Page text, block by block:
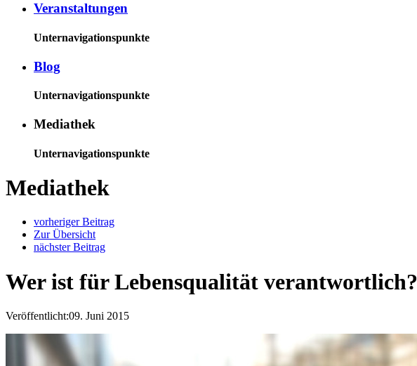
Veranstaltungen
Unternavigationspunkte
Blog
Unternavigationspunkte
Mediathek
Unternavigationspunkte
Mediathek
vorheriger Beitrag
Zur Übersicht
nächster Beitrag
Wer ist für Lebensqualität verantwortlich?
Veröffentlicht:09. Juni 2015